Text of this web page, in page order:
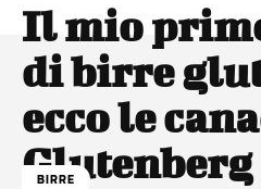
Il mio
di birre
ecco le
Glutenberg
BIRRE